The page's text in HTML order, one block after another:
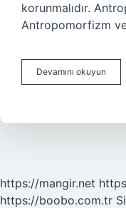
korunmalıdır.
Antropomorfizm
Devamını okuyun
https://mangir.net
https://boobo.com.tr